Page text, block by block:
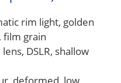
rim light, golden
film grain
DSLR, shallow